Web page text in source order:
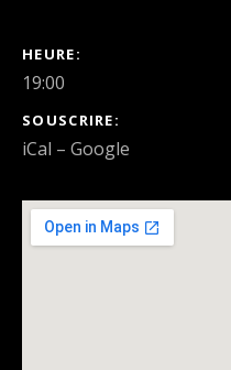
DÉTAILS DU CONCERT
HEURE
19:00
SOUSCRIRE
iCal Google